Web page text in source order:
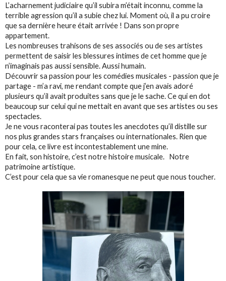
L’acharnement judiciaire qu’il subira m’était inconnu, comme la
terrible agression qu’il a subie chez lui. Moment où, il a pu croire
que sa dernière heure était arrivée ! Dans son propre
appartement.
Les nombreuses trahisons de ses associés ou de ses artistes
permettent de saisir les blessures intimes de cet homme que je
n’imaginais pas aussi sensible. Aussi humain.
Découvrir sa passion pour les comédies musicales - passion que je
partage - m’a ravi, me rendant compte que j’en avais adoré
plusieurs qu’il avait produites sans que je le sache. Ce qui en dot
beaucoup sur celui qui ne mettait en avant que ses artistes ou ses
spectacles.
Je ne vous raconterai pas toutes les anecdotes qu’il distille sur
nos plus grandes stars françaises ou internationales. Rien que
pour cela, ce livre est incontestablement une mine.
En fait, son histoire, c’est notre histoire musicale. Notre
patrimoine artistique.
C’est pour cela que sa vie romanesque ne peut que nous toucher.